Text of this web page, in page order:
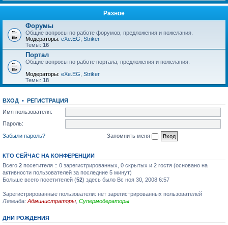
Разное
Форумы
Общие вопросы по работе форумов, предложения и пожелания.
Модераторы: eXe.EG Striker
Темы: 16
Портал
Общие вопросы по работе портала, предложения и пожелания.
Модераторы: eXe.EG Striker
Темы: 18
ВХОД • РЕГИСТРАЦИЯ
Имя пользователя:
Пароль:
Забыли пароль?
Запомнить меня
КТО СЕЙЧАС НА КОНФЕРЕНЦИИ
Всего 2 посетителя :: 0 зарегистрированных, 0 скрытых и 2 гостя (основано на
активности пользователей за последние 5 минут)
Больше всего посетителей (52) здесь было Вс ноя 30, 2008 6:57
Зарегистрированные пользователи: нет зарегистрированных пользователей
Легенда: Администраторы Супермодераторы
ДНИ РОЖДЕНИЯ